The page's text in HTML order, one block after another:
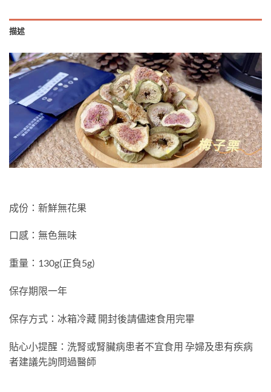
描述
成份：新鮮無花果
口感：無色無味
重量：130g(正負5g)
保存期限一年
保存方式：冰箱冷藏 開封後請儘速食用完畢
貼心小提醒：洗腎或腎臟病患者不宜食用 孕婦及患有疾病
者建議先詢問過醫師